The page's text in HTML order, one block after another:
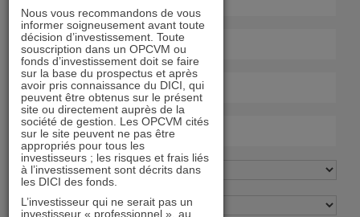
Nous vous recommandons de vous
informer soigneusement avant toute
décision d’investissement. Toute
souscription dans un OPCVM ou
fonds d’investissement doit se faire
sur la base du prospectus et après
avoir pris connaissance du DICI, qui
peuvent être obtenus sur le présent
site ou directement auprès de la
société de gestion. Les OPCVM cités
sur le site peuvent ne pas être
appropriés pour tous les
investisseurs ; les risques et frais liés
à l’investissement sont décrits dans
les DICI des fonds.
L’investisseur qui ne serait pas un
investisseur « professionnel », au